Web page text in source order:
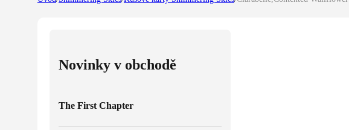
Novinky v obchodě
The First Chapter